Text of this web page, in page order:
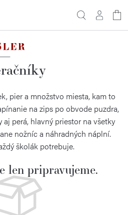
pier a množstvo miesta, kam to
na zips po obvode puzdra,
perá, hlavný priestor na všetky
nožníc a náhradných náplní.
školák potrebuje.
len pripravujeme.